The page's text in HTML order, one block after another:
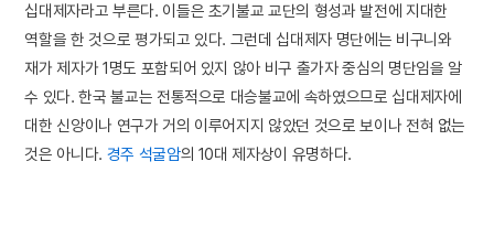
십대제자라고 부른다. 이들은 초기불교 교단의 형성과 발전에 지대한
역할을 한 것으로 평가되고 있다. 그런데 십대제자 명단에는 비구니와
재가 제자가 1명도 포함되어 있지 않아 비구 출가자 중심의 명단임을 알
수 있다. 한국 불교는 전통적으로 대승불교에 속하였으므로 십대제자에
대한 신앙이나 연구가 거의 이루어지지 않았던 것으로 보이나 전혀 없는
것은 아니다. 경주 석굴암의 10대 제자상이 유명하다.